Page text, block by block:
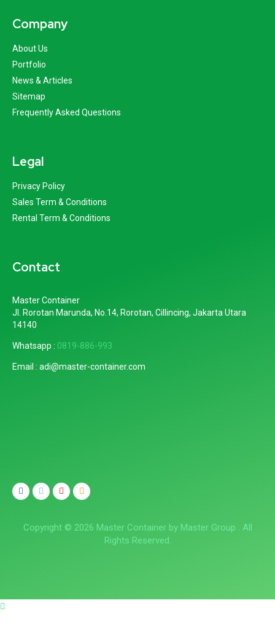
Company
About Us
Portfolio
News & Articles
Sitemap
Frequently Asked Questions
Legal
Privacy Policy
Sales Term & Conditions
Rental Term & Conditions
Contact
Master Container
Jl. Rorotan Marunda, No.14, Rorotan, Cillincing, Jakarta Utara
14140
Whatsapp : 0819-886-993
Email : adi@master-container.com
Copyright © 2026 Master Container by Master Group . All
Rights Reserved.